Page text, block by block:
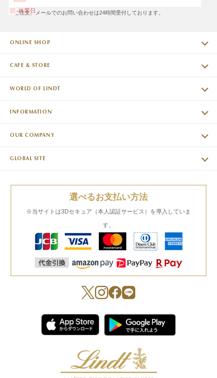
休業日
※ご注文、メールでのお問い合わせは24時間受付しております。
ONLINE SHOP
CAFE & STORE
WORLD OF LINDT
INFORMATION
OUR COMPANY
GLOBAL SITE
選べるお支払い方法
※当サイトは3Dセキュア（本人認証サービス）を導入していま
す。